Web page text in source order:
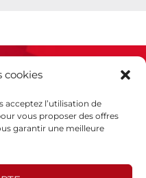
cookies
acceptez l’utilisation de
vous proposer des offres
garantir une meilleure